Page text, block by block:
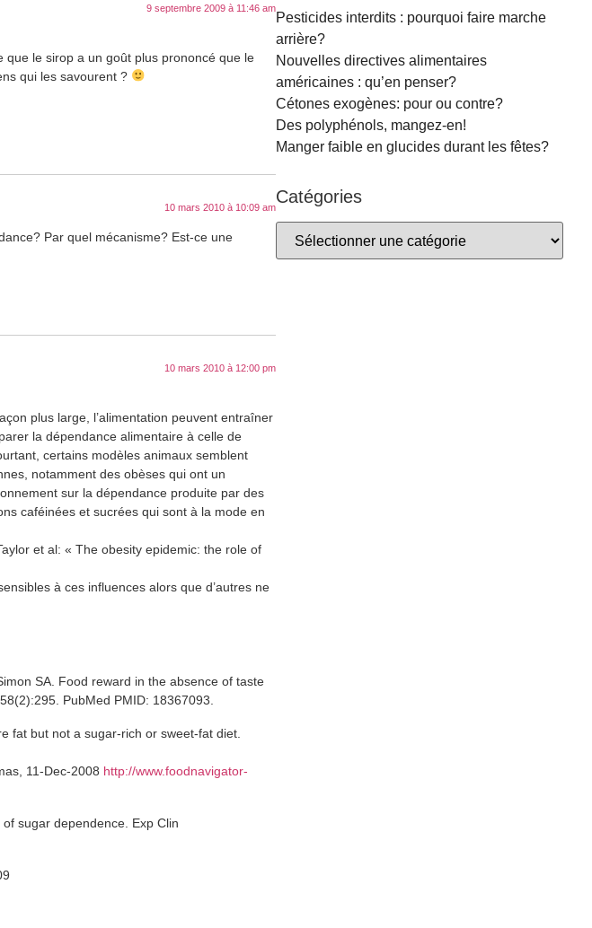
9 septembre 2009 à 11:46 am
que le sirop a un goût plus prononcé que le
qui les savourent ?
10 mars 2010 à 10:09 am
Par quel mécanisme? Est-ce une
10 mars 2010 à 12:00 pm
plus large, l’alimentation peuvent entraîner
la dépendance alimentaire à celle de
certains modèles animaux semblent
notamment des obèses qui ont un
sur la dépendance produite par des
caféinées et sucrées qui sont à la mode en
et al: « The obesity epidemic: the role of
à ces influences alors que d’autres ne
SA. Food reward in the absence of taste
PubMed PMID: 18367093.
fat but not a sugar-rich or sweet-fat diet.
11-Dec-2008 http://www.foodnavigator-
sugar dependence. Exp Clin
Pesticides interdits : pourquoi faire marche
arrière?
Nouvelles directives alimentaires
américaines : qu’en penser?
Cétones exogènes: pour ou contre?
Des polyphénols, mangez-en!
Manger faible en glucides durant les fêtes?
Catégories